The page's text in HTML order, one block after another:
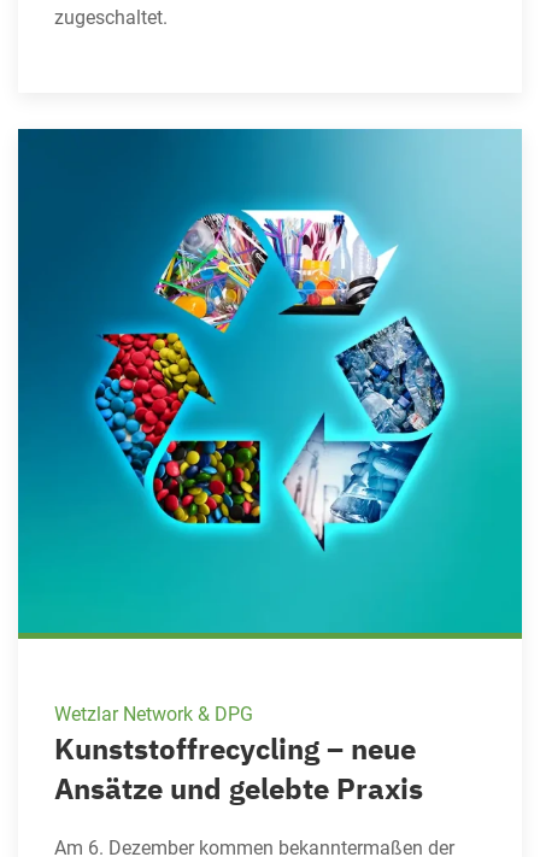
zugeschaltet.
Wetzlar Network & DPG
Kunststoffrecycling – neue
Ansätze und gelebte Praxis
Am 6. Dezember kommen bekanntermaßen der